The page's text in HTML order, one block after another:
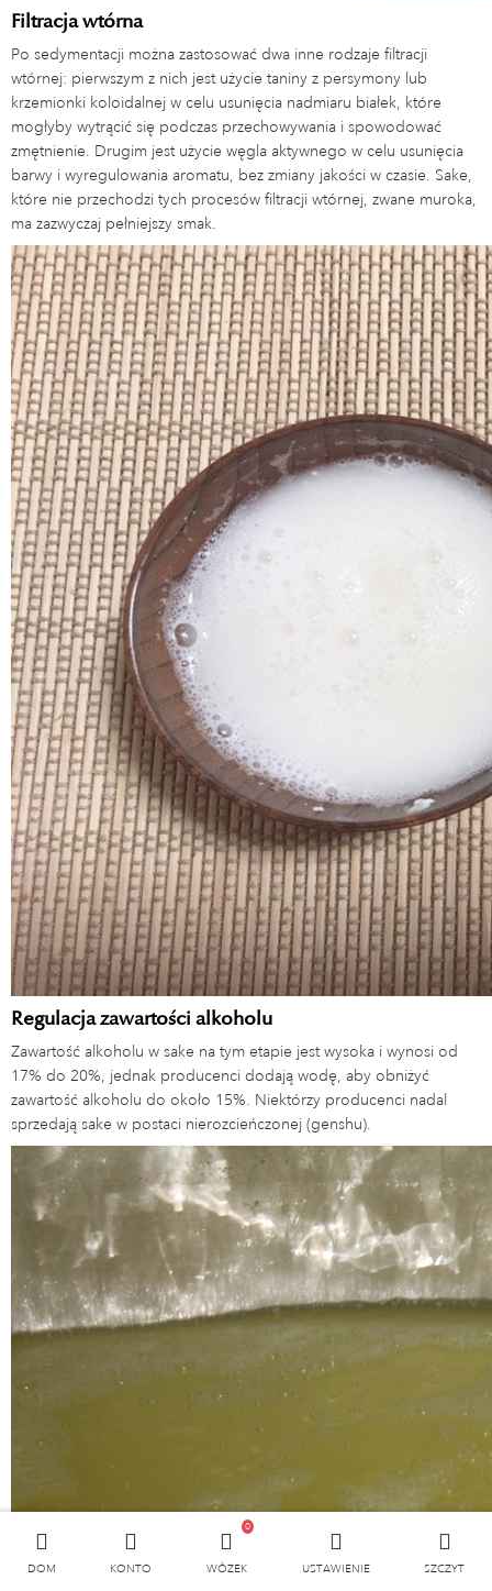
DOM KONTO WÓZEK
0
USTAWIENIE SZCZYT
Filtracja wtórna
Po sedymentacji można zastosować dwa inne rodzaje filtracji
wtórnej: pierwszym z nich jest użycie taniny z persymony lub
krzemionki koloidalnej w celu usunięcia nadmiaru białek, które
mogłyby wytrącić się podczas przechowywania i spowodować
zmętnienie. Drugim jest użycie węgla aktywnego w celu usunięcia
barwy i wyregulowania aromatu, bez zmiany jakości w czasie. Sake,
które nie przechodzi tych procesów filtracji wtórnej, zwane muroka,
ma zazwyczaj pełniejszy smak.
Regulacja zawartości alkoholu
Zawartość alkoholu w sake na tym etapie jest wysoka i wynosi od
17% do 20%, jednak producenci dodają wodę, aby obniżyć
zawartość alkoholu do około 15%. Niektórzy producenci nadal
sprzedają sake w postaci nierozcieńczonej (genshu).